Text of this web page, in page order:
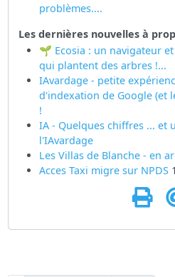
problèmes....
Les dernières nouvelles à
🌱 Ecosia : un navigateur
qui plantent des arbres !...
IAvardage - petite
d'indexation de Google (et
!
IA - Quelques chiffres ... et
l'IAvardage
Les Villas de Blanche - en
Acces Taxi migre sur NPDS